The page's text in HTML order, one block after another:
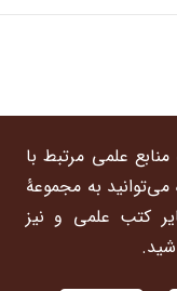
علمی مرتبط با
به مجموعۀ
کتب علمی و نیز